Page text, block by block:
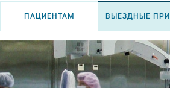
ПАЦИЕНТАМ ВЫЕЗДНЫЕ